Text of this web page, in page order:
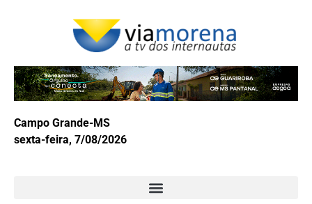
Campo Grande-MS
sexta-feira, 7/08/2026